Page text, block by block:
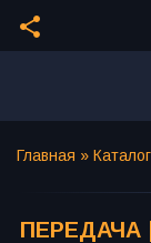
share
Главная »
ПЕРЕДАЧА